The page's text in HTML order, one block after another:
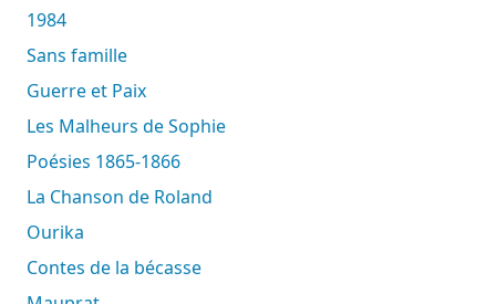
1984
Sans famille
Guerre et Paix
Les Malheurs de Sophie
Poésies 1865-1866
La Chanson de Roland
Ourika
Contes de la bécasse